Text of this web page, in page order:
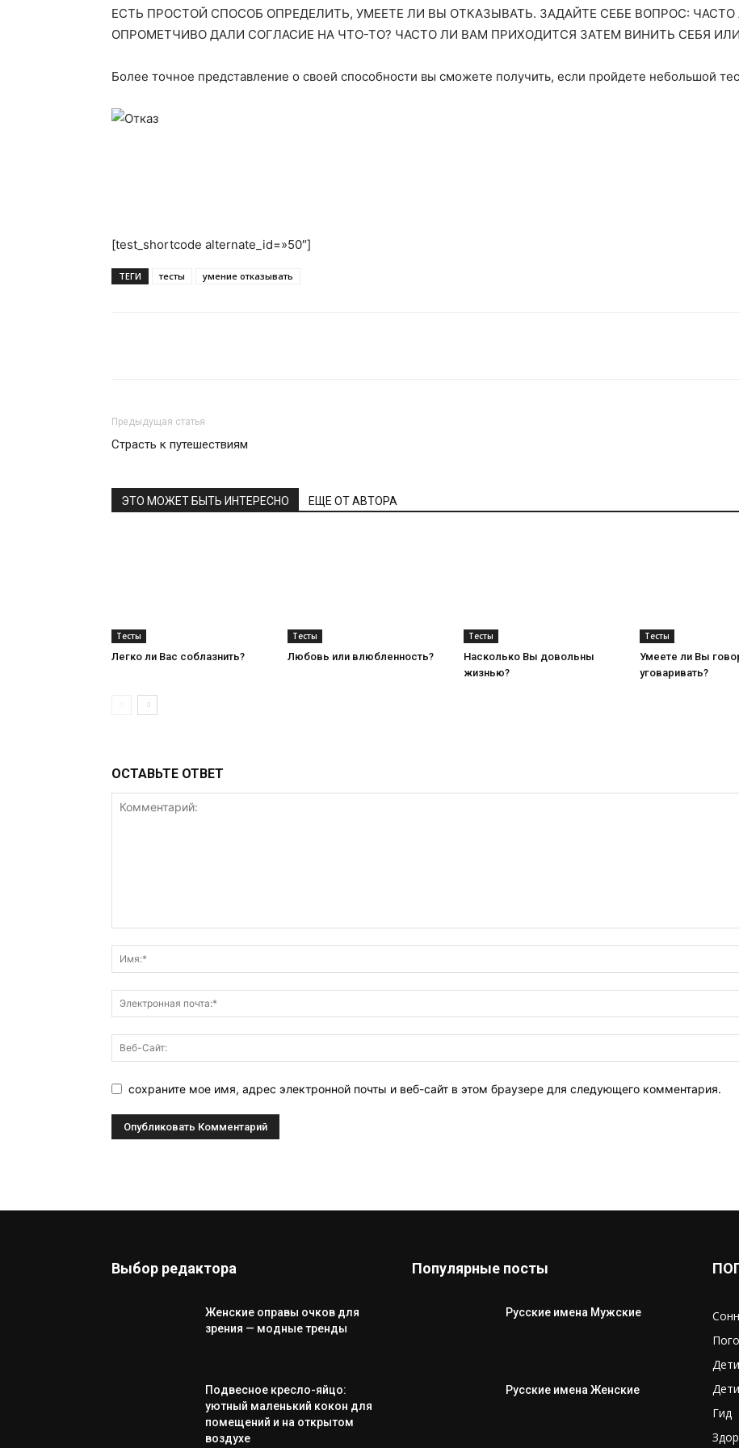
ЕСТЬ ПРОСТОЙ СПОСОБ ОПРЕДЕЛИТЬ, УМЕЕТЕ ЛИ ВЫ ОТКАЗЫВАТЬ. ЗАДАЙТЕ СЕБЕ ВОПРОС:
ОПРОМЕТЧИВО ДАЛИ СОГЛАСИЕ НА ЧТО-ТО? ЧАСТО ЛИ ВАМ ПРИХОДИТСЯ ЗАТЕМ ВИНИТЬ СЕБЯ
Более точное представление о сво­ей способности вы сможете полу­чить, если пройдете небольшой
[test_shortcode alternate_id=»50″]
ТЕГИ тесты умение отказывать
Предыдущая статья
Страсть к путешествиям
ЭТО МОЖЕТ БЫТЬ ИНТЕРЕСНО ЕЩЕ ОТ АВТОРА
Тесты
Легко ли Вас соблазнить?
Тесты
Любовь или влюбленность?
Тесты
Насколько Вы довольны
жизнью?
Тесты
Умеете ли Вы
уговаривать?
ОСТАВЬТЕ ОТВЕТ
сохраните мое имя, адрес электронной почты и веб-сайт в этом браузере для следующего комментария.
Выбор редактора
Женские оправы очков для
зрения — модные тренды
Подвесное кресло-яйцо:
уютный маленький кокон для
помещений и на открытом
воздухе
Популярные посты
Русские имена Мужские
Русские имена Женские
Гид